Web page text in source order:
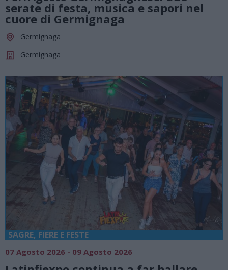
serate di festa, musica e sapori nel
cuore di Germignaga
Germignaga
Germignaga
SAGRE, FIERE E FESTE
07 Agosto 2026 - 09 Agosto 2026